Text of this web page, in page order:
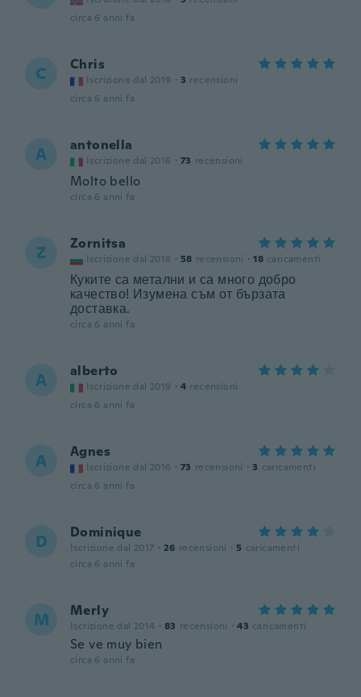
circa 6 anni fa
C Chris
Iscrizione dal 2019 · 3 recensioni
circa 6 anni fa
A antonella
Iscrizione dal 2016 · 73 recensioni
Molto bello
circa 6 anni fa
Z Zornitsa
Iscrizione dal 2018 · 58 recensioni · 18 caricamenti
Куките са метални и са много добро
качество! Изумена съм от бързата
доставка.
circa 6 anni fa
A alberto
Iscrizione dal 2019 · 4 recensioni
circa 6 anni fa
A Agnes
Iscrizione dal 2016 · 73 recensioni · 3 caricamenti
circa 6 anni fa
D Dominique
Iscrizione dal 2017 · 26 recensioni · 5 caricamenti
circa 6 anni fa
M Merly
Iscrizione dal 2014 · 83 recensioni · 43 caricamenti
Se ve muy bien
circa 6 anni fa